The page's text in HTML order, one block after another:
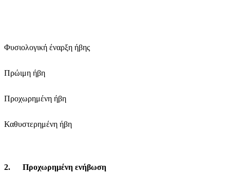
Φυσιολογική έναρξη ήβης
Πρώιμη ήβη
Προχωρημένη ήβη
Καθυστερημένη ήβη
2. Προχωρημένη ενήβωση